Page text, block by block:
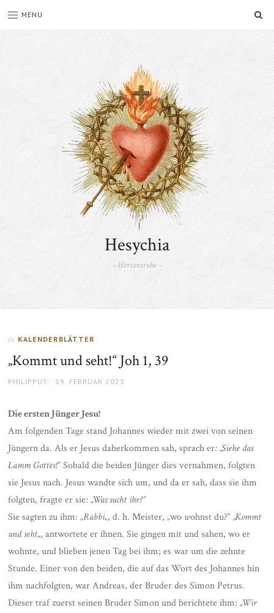
MENU
Hesychia
– Herzensruhe –
In KALENDERBLÄTTER
„Kommt und seht!“ Joh 1, 39
AUTHOR
PHILIPPUS
POSTED
19. FEBRUAR 2023
Die ersten Jünger Jesu!
Am folgenden Tage stand Johannes wieder mit zwei von seinen
Jüngern da. Als er Jesus daherkommen sah, sprach er: „Siehe das
Lamm Gottes!“Sobald die beiden Jünger dies vernahmen, folgten
sie Jesus nach. Jesus wandte sich um, und da er sah, dass sie ihm
folgten, fragte er sie: „Was sucht ihr?“
Sie sagten zu ihm: „Rabbi„, d. h. Meister, „wo wohnst du?“„Kommt
und seht„, antwortete er ihnen. Sie gingen mit und sahen, wo er
wohnte, und blieben jenen Tag bei ihm; es war um die zehnte
Stunde. Einer von den beiden, die auf das Wort des Johannes hin
ihm nachfolgten, war Andreas, der Bruder des Simon Petrus.
Dieser traf zuerst seinen Bruder Simon und berichtete ihm:„Wir